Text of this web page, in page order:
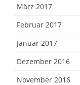
März 2017
Februar 2017
Januar 2017
Dezember 2016
November 2016